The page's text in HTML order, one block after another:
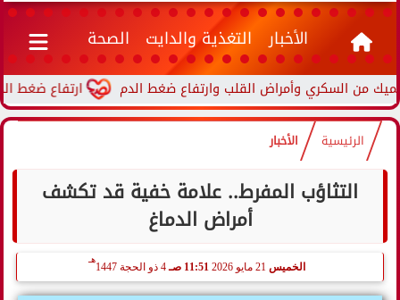
الأخبار التغذية والدايت الصحة
ارتفاع ضغط الدم
الرئيسية الأخبار
التثاؤب المفرط.. علامة خفية قد تكشف
أمراض الدماغ
الخميس 11:51 صـ 4 ذو الحجة 1447
هـ